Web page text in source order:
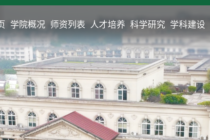
学院概况 师资列表 人才培养 科学研究 学科建设